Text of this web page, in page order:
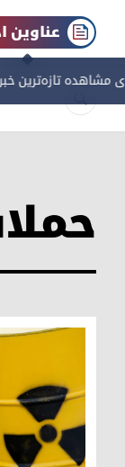
عناوین
مشاهده‌ تازه‌ترین